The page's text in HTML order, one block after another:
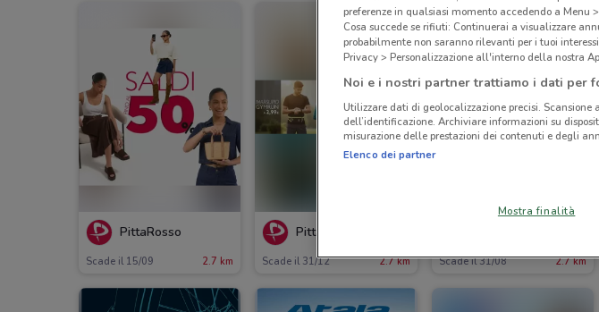
PittaRosso
Scade il 15/09 2.7 km
PittaRosso
Scade il 31/12 2.7 km Scade il 31/08 2.7 km
preferenze in qualsiasi momento accedendo a Menu
Cosa succede se rifiuti: Continuerai a visualizzare
probabilmente non saranno rilevanti per i tuoi
Privacy > Personalizzazione all'interno della nostra
Noi e i nostri partner trattiamo i dati per
Utilizzare dati di geolocalizzazione precisi.
dell’identificazione. Archiviare informazioni su
misurazione delle prestazioni dei contenuti e degli
Elenco dei partner
Mostra finalità